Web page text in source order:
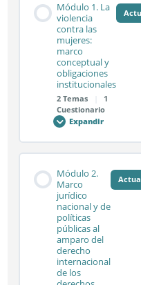
Módulo 1. La
violencia
contra las
mujeres:
marco
conceptual y
obligaciones
institucionales
2 Temas
1
Cuestionario
Expandir
Módulo
La
violencia
las
mujeres:
marco
conceptual
y
obligaciones
institucionales
0% COMPLETADO 0/
Sesión síncrona 1.1
Sesión síncrona 1.2
Módulo 2.
Marco
jurídico
nacional y de
políticas
públicas al
amparo del
derecho
internacional
de los